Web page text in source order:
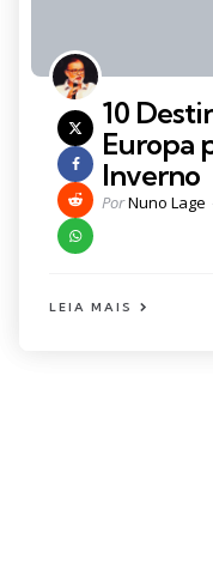
10
Europa
Inverno
Posted
PorNuno Lage
LEIA MAIS